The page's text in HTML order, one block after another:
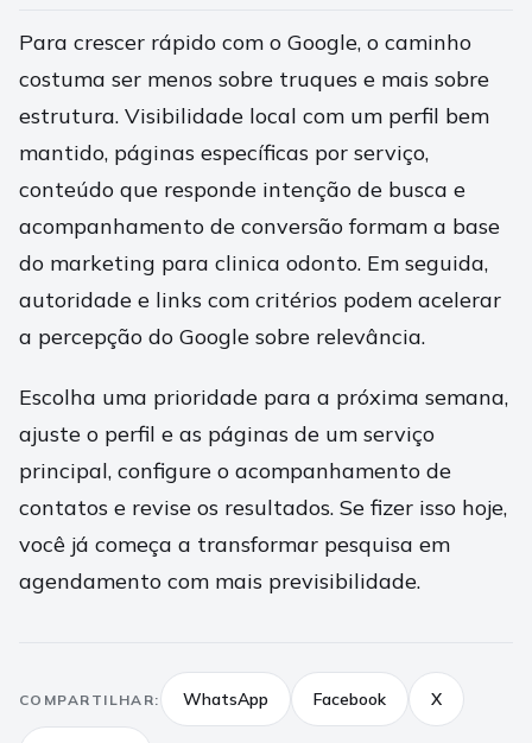
Para crescer rápido com o Google, o caminho
costuma ser menos sobre truques e mais sobre
estrutura. Visibilidade local com um perfil bem
mantido, páginas específicas por serviço,
conteúdo que responde intenção de busca e
acompanhamento de conversão formam a base
do marketing para clinica odonto. Em seguida,
autoridade e links com critérios podem acelerar
a percepção do Google sobre relevância.
Escolha uma prioridade para a próxima semana,
ajuste o perfil e as páginas de um serviço
principal, configure o acompanhamento de
contatos e revise os resultados. Se fizer isso hoje,
você já começa a transformar pesquisa em
agendamento com mais previsibilidade.
COMPARTILHAR: WhatsApp Facebook X